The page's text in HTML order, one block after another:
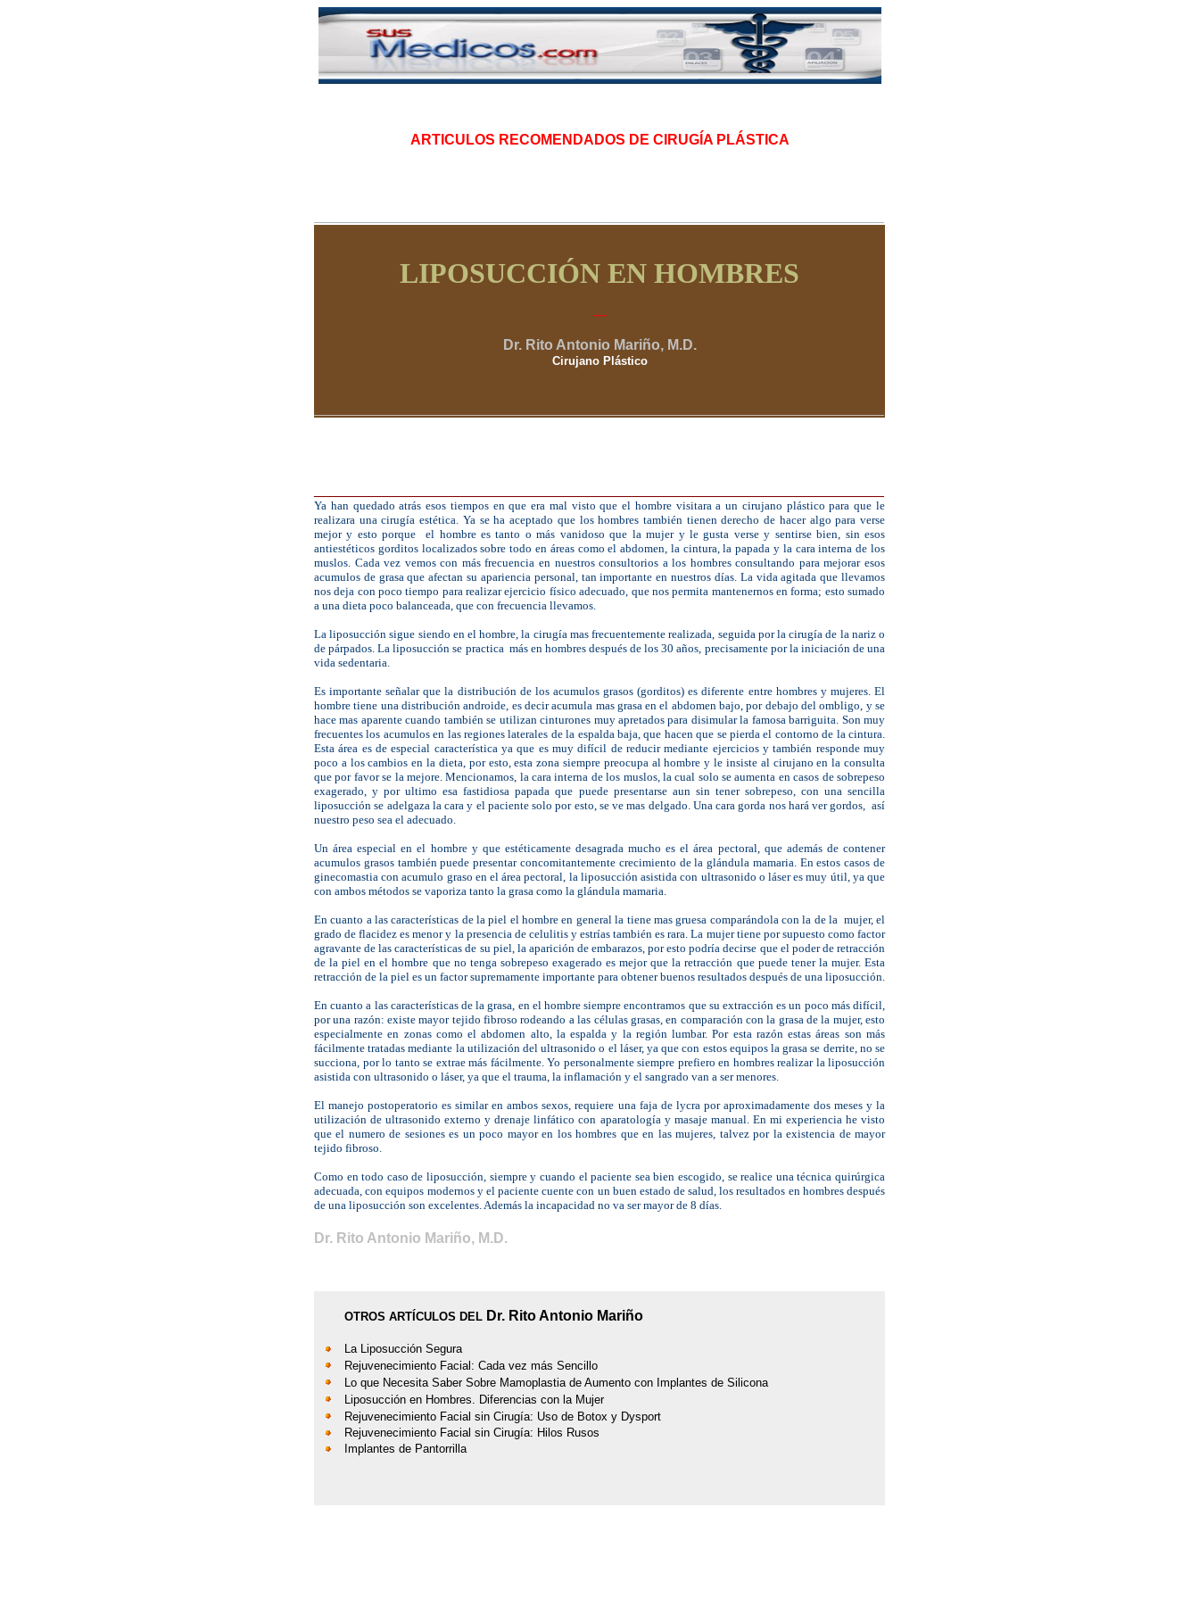
ARTICULOS RECOMENDADOS DE CIRUGÍA PLÁSTICA
LIPOSUCCIÓN EN HOMBRES
---
Dr. Rito Antonio Mariño, M.D.
Cirujano Plástico
Ya han quedado atrás esos tiempos en que era mal visto que el hombre visitara a un cirujano plástico para que le
realizara una cirugía estética. Ya se ha aceptado que los hombres también tienen derecho de hacer algo para verse
mejor y esto porque el hombre es tanto o más vanidoso que la mujer y le gusta verse y sentirse bien, sin esos
antiestéticos gorditos localizados sobre todo en áreas como el abdomen, la cintura, la papada y la cara interna de los
muslos. Cada vez vemos con más frecuencia en nuestros consultorios a los hombres consultando para mejorar esos
acumulos de grasa que afectan su apariencia personal, tan importante en nuestros días. La vida agitada que llevamos
nos deja con poco tiempo para realizar ejercicio físico adecuado, que nos permita mantenernos en forma; esto sumado
a una dieta poco balanceada, que con frecuencia llevamos.
Laliposucción sigue siendo en elhombre, la cirugía mas frecuentemente realizada, seguida por la cirugía de la nariz o
de párpados. La liposucción se practica más en hombres después de los 30 años, precisamente por la iniciación de una
vida sedentaria.
Es importante señalar que la distribución de los acumulos grasos (gorditos) es diferente entre hombres y mujeres. El
hombre tiene una distribución androide, es decir acumula mas grasa en el abdomen bajo, por debajo del ombligo, y se
hace mas aparente cuando también se utilizan cinturones muy apretados para disimular la famosa barriguita. Son muy
frecuentes los acumulos en las regiones laterales de la espalda baja, que hacen que se pierda el contorno de la cintura.
Esta área es de especial característica ya que es muy difícil de reducir mediante ejercicios y también responde muy
poco a los cambios en la dieta, por esto, esta zona siempre preocupa al hombre y le insiste al cirujano en la consulta
que por favor se la mejore. Mencionamos, la cara interna de los muslos, la cual solo se aumenta en casos de sobrepeso
exagerado, y por ultimo esa fastidiosa papada que puede presentarse aun sin tener sobrepeso, con una sencilla
liposucción se adelgaza la cara y el paciente solo por esto, se ve mas delgado. Una cara gorda nos hará ver gordos, así
nuestro peso sea el adecuado.
Un área especial en el hombre y que estéticamente desagrada mucho es el área pectoral, que además de contener
acumulos grasos también puede presentar concomitantemente crecimiento de la glándula mamaria. En estos casos de
ginecomastia con acumulo graso en el área pectoral, la liposucción asistida con ultrasonido o láser es muy útil, ya que
con ambos métodos se vaporiza tanto la grasa como la glándula mamaria.
En cuanto a las características de la piel el hombre en general la tiene mas gruesa comparándola con la de la mujer, el
grado de flacidez es menor y la presencia de celulitis y estrías también es rara. La mujer tiene por supuesto como factor
agravante de las características de su piel, la aparición de embarazos, por esto podría decirse que el poder de retracción
de la piel en el hombre que no tenga sobrepeso exagerado es mejor que la retracción que puede tener la mujer. Esta
retracción de la piel es un factor supremamente importante para obtener buenos resultados después de una liposucción.
En cuanto a las características de la grasa, en el hombre siempre encontramos que su extracción es un poco más difícil,
por una razón: existe mayor tejido fibroso rodeando a las células grasas, en comparación con la grasa de la mujer, esto
especialmente en zonas como el abdomen alto, la espalda y la región lumbar. Por esta razón estas áreas son más
fácilmente tratadas mediante la utilización del ultrasonido o el láser, ya que con estos equipos la grasa se derrite, no se
succiona, por lo tanto se extrae más fácilmente. Yo personalmente siempre prefiero en hombres realizar la liposucción
asistida con ultrasonido o láser, ya que el trauma, la inflamación y el sangrado van a ser menores.
El manejo postoperatorio es similar en ambos sexos, requiere una faja de lycra por aproximadamente dos meses y la
utilización de ultrasonido externo y drenaje linfático con aparatología y masaje manual. En mi experiencia he visto
que el numero de sesiones es un poco mayor en los hombres que en las mujeres, talvez por la existencia de mayor
tejido fibroso.
Como en todo caso de liposucción, siempre y cuando el paciente sea bien escogido, se realice una técnica quirúrgica
adecuada, con equipos modernos y el paciente cuente con un buen estado de salud, los resultados en hombres después
de una liposucción son excelentes. Además la incapacidad no va ser mayor de 8 días.
Dr. Rito Antonio Mariño, M.D.
OTROS ARTÍCULOS DEL Dr. Rito Antonio Mariño
La Liposucción Segura
Rejuvenecimiento Facial: Cada vez más Sencillo
Lo que Necesita Saber Sobre Mamoplastia de Aumento con Implantes de Silicona
Liposucción en Hombres. Diferencias con la Mujer
Rejuvenecimiento Facial sin Cirugía: Uso de Botox y Dysport
Rejuvenecimiento Facial sin Cirugía: Hilos Rusos
Implantes de Pantorrilla